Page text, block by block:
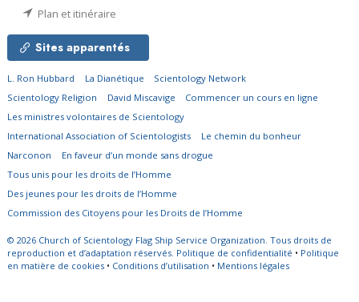
Plan et itinéraire
Sites apparentés
L. Ron Hubbard La Dianétique
Scientology Network
Scientology Religion
David Miscavige
Commencer un cours en ligne
Les ministres volontaires de Scientology
International Association of Scientologists
Le chemin du bonheur
Narconon
En faveur d’un monde sans drogue
Tous unis pour les droits de l’Homme
Des jeunes pour les droits de l’Homme
Commission des Citoyens pour les Droits de l’Homme
© 2026 Church of Scientology Flag Ship Service Organization. Tous droits de
reproduction et d’adaptation réservés. Politique de confidentialité • Politique
en matière de cookies • Conditions d’utilisation • Mentions légales